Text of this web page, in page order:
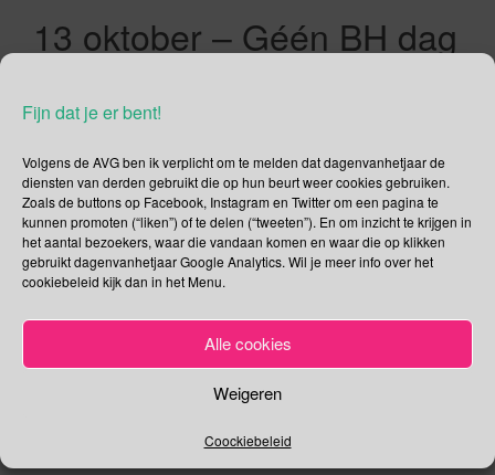
Fijn dat je er bent!
Volgens de AVG ben ik verplicht om te melden dat dagenvanhetjaar de
diensten van derden gebruikt die op hun beurt weer cookies gebruiken.
Zoals de buttons op Facebook, Instagram en Twitter om een pagina te
kunnen promoten (“liken”) of te delen (“tweeten”). En om inzicht te krijgen in
het aantal bezoekers, waar die vandaan komen en waar die op klikken
gebruikt dagenvanhetjaar Google Analytics. Wil je meer info over het
cookiebeleid kijk dan in het Menu.
Alle cookies
Weigeren
Coockiebeleid
13 oktober – Géén BH dag
Internationale Dag van het
Zicht | Internationale Dag
voor
Rampenrisicovermindering
| Wereld Trombose Dag |
Internationale Begrijpelijke
Taal dag | Internationale
Suit-Up Dag